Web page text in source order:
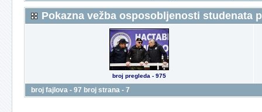
Pokazna vežba osposobljenosti studenata
broj pregleda - 975
broj fajlova - 97 broj strana - 7